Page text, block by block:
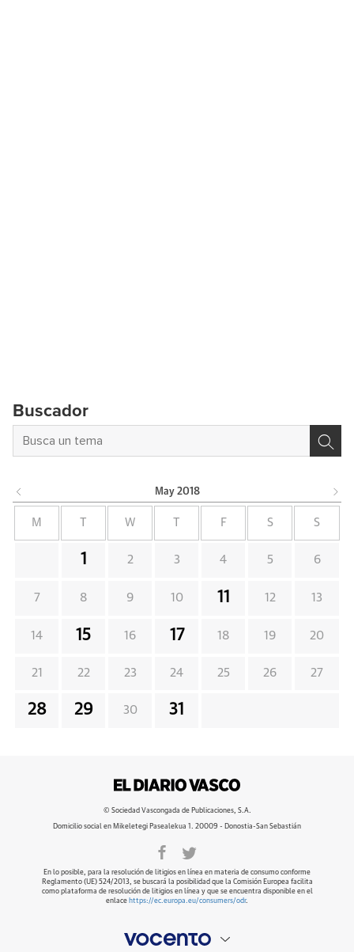
Buscador
May 2018
M W F S S
1 2 3 4 5 6
7 8 9 10 11 12 13
14 15 16 17 18 19 20
21 22 23 24 25 26 27
28 29 30 31
© Sociedad Vascongada de Publicaciones, S.A.
Domicilio social en Mikeletegi Pasealekua 1. 20009 - Donostia-San Sebastián
En lo posible, para la resolución de litigios en línea en materia de consumo conforme
Reglamento (UE) 524/2013, se buscará la posibilidad que la Comisión Europea facilita
como plataforma de resolución de litigios en línea y que se encuentra disponible en el
enlace https://ec.europa.eu/consumers/odr.